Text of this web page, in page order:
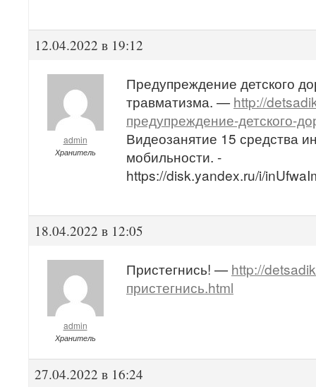
12.04.2022 в 19:12
admin
Хранитель
Предупреждение детского
травматизма. — http://
предупреждение-детского-
Видеозанятие 15 средства
мобильности. -
https://disk.yandex.ru/i/
18.04.2022 в 12:05
admin
Хранитель
Пристегнись! — http://
пристегнись.html
27.04.2022 в 16:24